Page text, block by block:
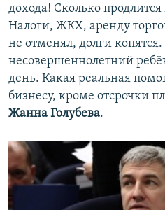
дохода! Сколько
Налоги, ЖКХ, аренду
не отменял, долги
несовершеннолетний
день. Какая реальная
бизнесу, кроме отсрочки
Жанна Голубева.